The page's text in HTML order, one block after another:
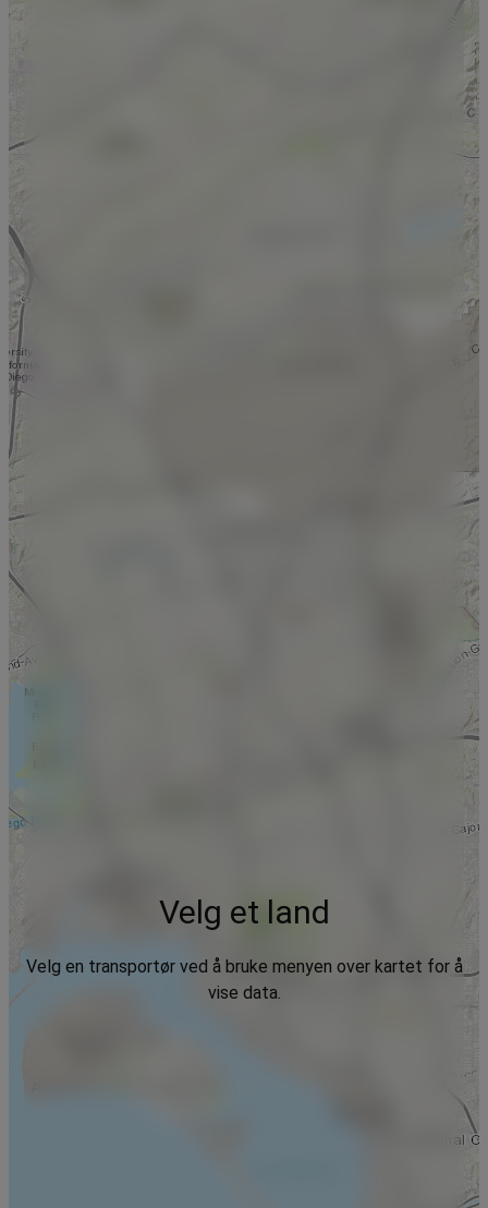
Velg et land
Velg en transportør ved å bruke menyen over kartet for å
vise data.